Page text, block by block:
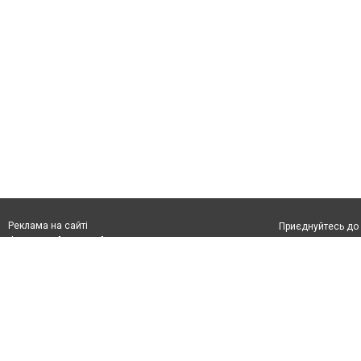
Реклама на сайті
Франшиза "CitySites"
Приєднуйтесь до